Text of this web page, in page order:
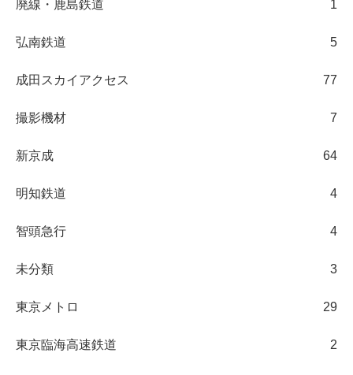
廃線・鹿島鉄道 1
弘南鉄道 5
成田スカイアクセス 77
撮影機材 7
新京成 64
明知鉄道 4
智頭急行 4
未分類 3
東京メトロ 29
東京臨海高速鉄道 2